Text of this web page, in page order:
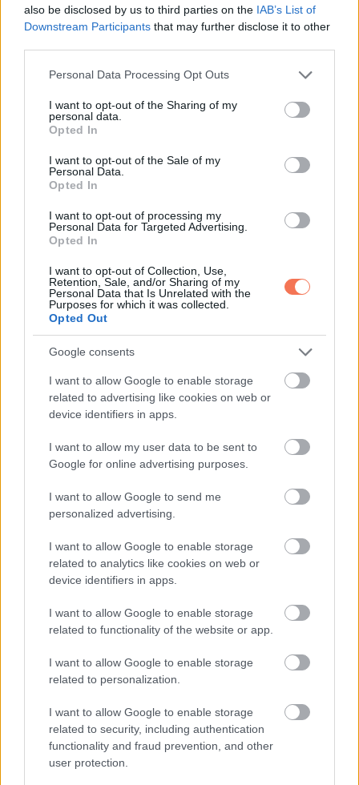
also be disclosed by us to third parties on the IAB’s List of
Downstream Participants that may further disclose it to other
Please note that this website/app uses one or more Google
not limited to your visit or usage behaviour. You may click to
grant or deny consent to Google and its third-party tags to
use your data for below specified purposes in below Google
consent section.
Personal Data Processing Opt Outs
I want to opt-out of the Sharing of my
personal data.
Opted In
I want to opt-out of the Sale of my
Personal Data.
Opted In
I want to opt-out of processing my
Personal Data for Targeted Advertising.
Opted In
I want to opt-out of Collection, Use,
Retention, Sale, and/or Sharing of my
Personal Data that Is Unrelated with the
Purposes for which it was collected.
Opted Out
Google consents
I want to allow Google to enable storage
related to advertising like cookies on web or
device identifiers in apps.
I want to allow my user data to be sent to
Google for online advertising purposes.
I want to allow Google to send me
personalized advertising.
I want to allow Google to enable storage
related to analytics like cookies on web or
device identifiers in apps.
I want to allow Google to enable storage
related to functionality of the website or app.
I want to allow Google to enable storage
related to personalization.
I want to allow Google to enable storage
related to security, including authentication
functionality and fraud prevention, and other
user protection.
Igazság
LEGÚJABB POSZTOK: